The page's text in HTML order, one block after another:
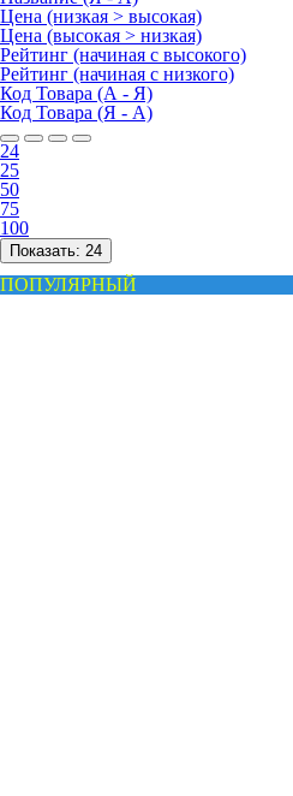
Цена (низкая > высокая)
Цена (высокая > низкая)
Рейтинг (начиная с высокого)
Рейтинг (начиная с низкого)
Код Товара (А - Я)
Код Товара (Я - А)
24
25
50
75
100
Показать: 24
ПОПУЛЯРНЫЙ